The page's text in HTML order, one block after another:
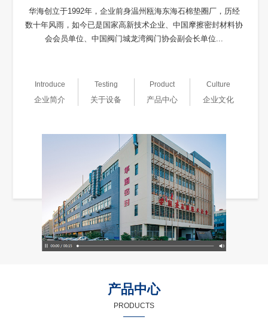
华海创立于1992年，企业前身温州瓯海东海石棉垫圈厂，历经
数十年风雨，如今已是国家高新技术企业、中国摩擦密封材料协
会会员单位、中国阀门城龙湾阀门协会副会长单位...
Introduce
企业简介
Testing
关于设备
Product
产品中心
Culture
企业文化
产品中心
PRODUCTS